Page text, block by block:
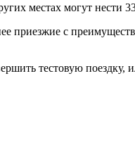
местах могут нести
приезжие с
тестовую поездку,